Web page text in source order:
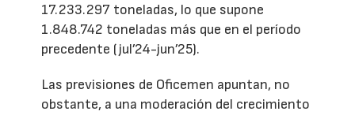
17.233.297 toneladas, lo que supone
1.848.742 toneladas más que en el período
precedente (jul’24-jun’25).
Las previsiones de Oficemen apuntan, no
obstante, a una moderación del crecimiento